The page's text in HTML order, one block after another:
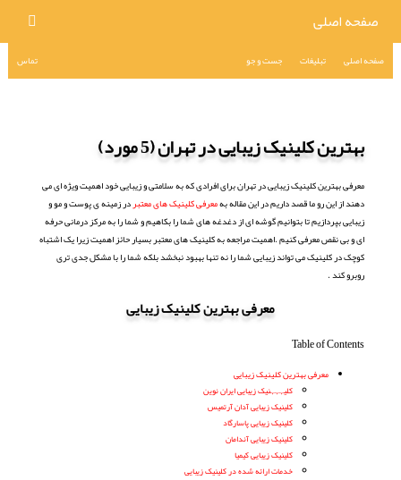
صفحه اصلی
صفحه اصلی تبلیغات جست و جو تماس
بهترین کلینیک زیبایی در تهران (5 مورد)
معرفی بهترین کلینیک زیبایی در تهران برای افرادی که به سلامتی و زیبایی خود اهمیت ویژه ای می
دهند از این رو ما قصد داریم در این مقاله بهمعرفی کلینیک های معتبردر زمینه ی پوست و مو و
زیبایی بپردازیم تا بتوانیم گوشه ای از دغدغه های شما را بکاهیم و شما را به مرکز درمانی حرفه
ای و بی نقص معرفی کنیم .اهمیت مراجعه به کلینیک های معتبر بسیار حائز اهمیت زیرا یک اشتباه
کوچک در کلینیک می تواند زیبایی شما را نه تنها بهبود نبخشد بلکه شما را با مشکل جدی تری
روبرو کند .
معرفی بهترین کلینیک زیبایی
Table of Contents
معرفی بهترین کلینیک زیبایی
کلیہہہنیک زیبایی ایران نوین
کلینیک زیبایی آدان آرتمیس
کلینیک زیبایی پاسارگاد
کلینیک زیبایی آندامان
کلینیک زیبایی کیمیا
خدمات ارائه شده در کلینیک زیبایی